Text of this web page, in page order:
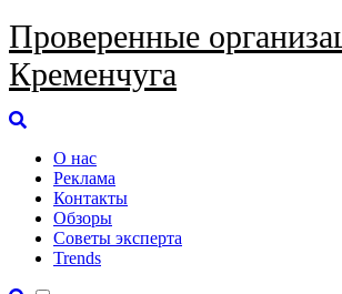
Проверенные
Кременчуга
О нас
Реклама
Контакты
Обзоры
Советы эксперта
Trends